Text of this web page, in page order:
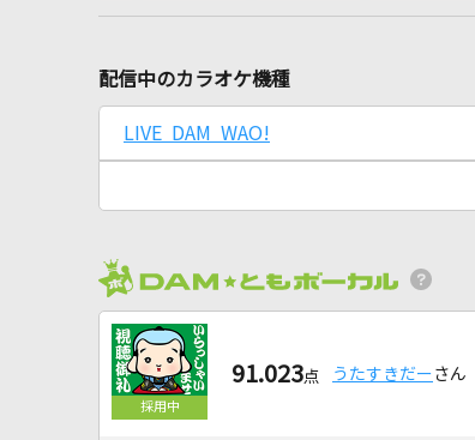
配信中のカラオケ機種
LIVE DAM WAO!
91.023点 うたすきだー さん